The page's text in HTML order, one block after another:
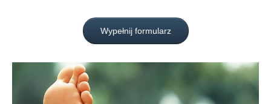
Wypełnij formularz